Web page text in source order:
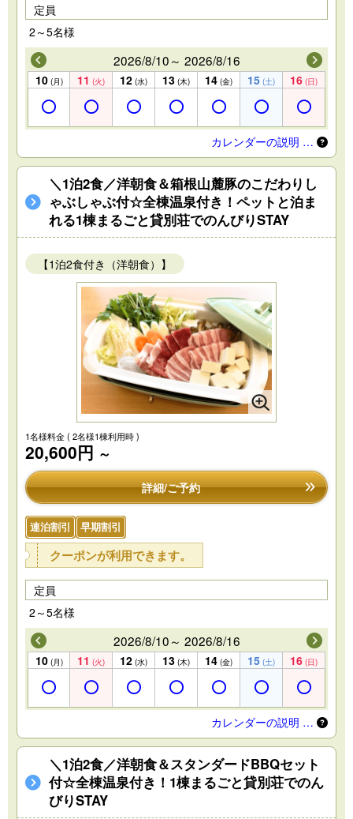
定員
2～5名様
2026/8/10～ 2026/8/16
10 (月) 11 (火) 12 (水) 13 (木) 14 (金) 15 (土) 16 (日)
カレンダーの説明 …
＼1泊2食／洋朝食＆箱根山麓豚のこだわりし
ゃぶしゃぶ付☆全棟温泉付き！ペットと泊ま
れる1棟まるごと貸別荘でのんびりSTAY
【1泊2食付き（洋朝食）】
1名様料金( 2名様1棟利用時 )
20,600円 ～
詳細/ご予約
連泊割引 早期割引
クーポンが利用できます。
定員
2～5名様
2026/8/10～ 2026/8/16
10 (月) 11 (火) 12 (水) 13 (木) 14 (金) 15 (土) 16 (日)
カレンダーの説明 …
＼1泊2食／洋朝食＆スタンダードBBQセット
付☆全棟温泉付き！1棟まるごと貸別荘でのん
びりSTAY